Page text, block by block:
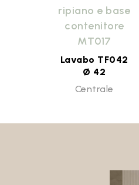
ripiano e base
contenitore
MT017
Lavabo TF042
Ø 42
Centrale